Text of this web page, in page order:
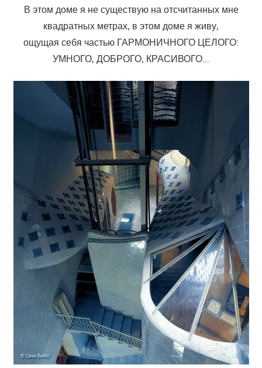
В этом доме я не существую на отсчитанных мне
квадратных метрах, в этом доме я живу,
ощущая себя частью ГАРМОНИЧНОГО ЦЕЛОГО:
УМНОГО, ДОБРОГО, КРАСИВОГО…